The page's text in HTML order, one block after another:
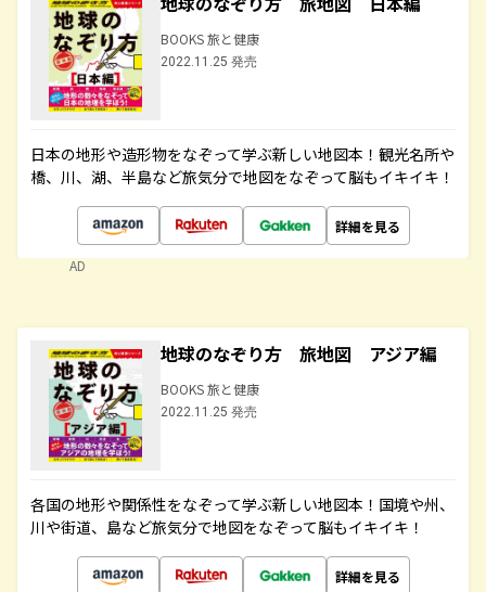
BOOKS 旅と健康
2022.11.25 発売
日本の地形や造形物をなぞって学ぶ新しい地図本！観光名所や
橋、川、湖、半島など旅気分で地図をなぞって脳もイキイキ！
詳細を見る
AD
地球のなぞり方 旅地図 アジア編
BOOKS 旅と健康
2022.11.25 発売
各国の地形や関係性をなぞって学ぶ新しい地図本！国境や州、
川や街道、島など旅気分で地図をなぞって脳もイキイキ！
詳細を見る